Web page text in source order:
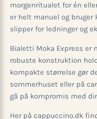
morgenritualet for én
er helt manuel og bruger
slipper for ledninger og
Bialetti Moka Express er
robuste konstruktion
kompakte størrelse gør
sommerhuset eller på
gå på kompromis med
Her på cappuccino.dk